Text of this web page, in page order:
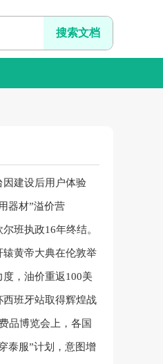
建设后用户体验
更新
器材”溢价营
，家
班执政16年终结。
黄帝大典在伦敦举
，油价重返100美
班牙站取得辉煌战
品博览会上，各国
精
泰服”计划，意图增